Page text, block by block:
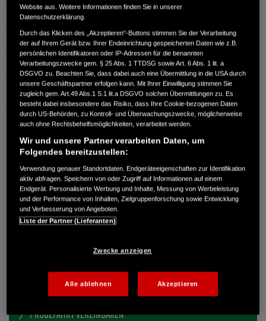
Hubraum
Erstzulassung 10.2025
Bauart SUV
Garantie
HONDA CENTER GMBH
60314 Frankfurt am Main
RUFEN SIE UNS AN:
069 - 678670
Route planen
Händlerbestand anzeigen
E-MAIL-ANFRAGE
PROBEFAHRT VEREINBAREN
Website aus. Weitere Informationen finden Sie in unserer
Datenschutzerklärung.
Durch das Klicken des „Akzeptieren“-Buttons stimmen Sie der Verarbeitung
der auf Ihrem Gerät bzw. Ihrer Endeinrichtung gespeicherten Daten wie z.B.
persönlichen Identifikatoren oder IP-Adressen für die benannten
Verarbeitungszwecke gem. § 25 Abs. 1 TTDSG sowie Art. 6 Abs. 1 lit. a
DSGVO zu. Beachten Sie, dass dabei auch eine Übermittlung in die USA durch
unsere Geschäftspartner erfolgen kann. Mit Ihrer Einwilligung stimmen Sie
zugleich gem. Art.49 Abs.1 S.1 lit.a DSGVO solchen Übermittlungen zu. Es
besteht dabei insbesondere das Risiko, dass Ihre Cookie-bezogenen Daten
durch US-Behörden, zu Kontroll- und Überwachungszwecke, möglicherweise
auch ohne Rechtsbehelfsmöglichkeiten, verarbeitet werden.
Wir und unsere Partner verarbeiten Daten, um
Folgendes bereitzustellen:
Verwendung genauer Standortdaten. Endgeräteeigenschaften zur Identifikation
aktiv abfragen. Speichern von oder Zugriff auf Informationen auf einem
Endgerät. Personalisierte Werbung und Inhalte, Messung von Werbeleistung
und der Performance von Inhalten, Zielgruppenforschung sowie Entwicklung
und Verbesserung von Angeboten.
Liste der Partner (Lieferanten)
Zwecke anzeigen
Alle ablehnen Akzeptieren